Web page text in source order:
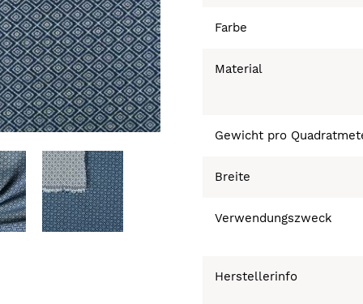
Farbe
Material
Gewicht pro
Breite
Verwendungszweck
Herstellerinfo